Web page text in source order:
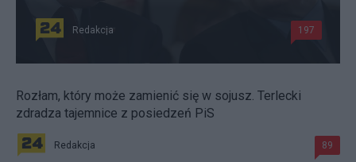
Redakcja 197
Rozłam, który może zamienić się w sojusz. Terlecki
zdradza tajemnice z posiedzeń PiS
Redakcja 89